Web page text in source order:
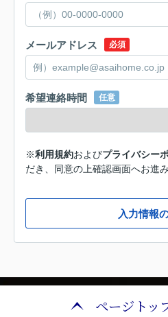
メールアドレス 必須
希望連絡時間 任意
※利用規約およびプライバシー
だき、同意の上確認画面へお進
入力情報
ページトッ